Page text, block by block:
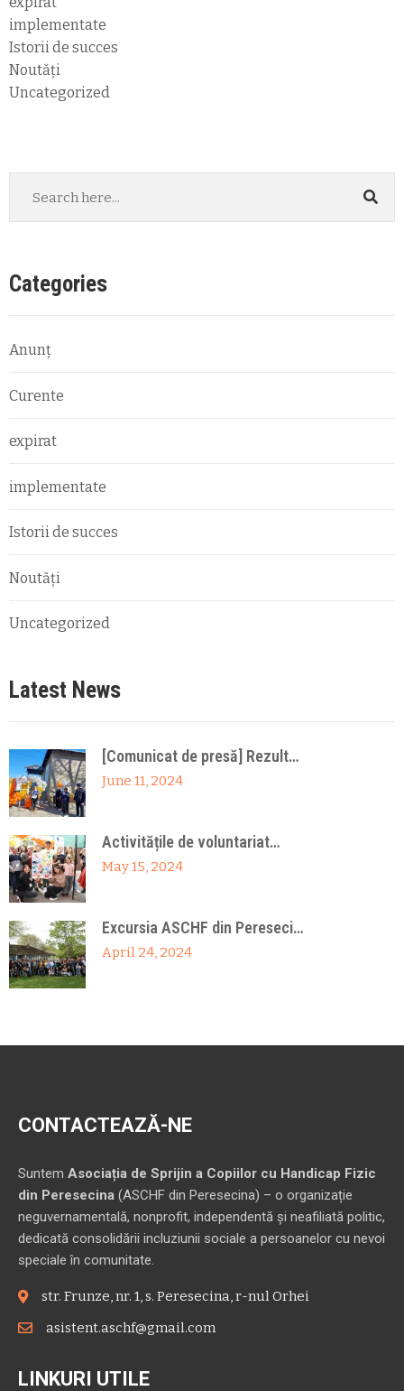
implementate
Istorii de succes
Noutăți
Uncategorized
Categories
Anunț
Curente
expirat
implementate
Istorii de succes
Noutăți
Uncategorized
Latest News
[Comunicat de presă] Rezult…
June 11, 2024
Activitățile de voluntariat…
May 15, 2024
Excursia ASCHF din Pereseci…
April 24, 2024
CONTACTEAZĂ-NE
Suntem Asociația de Sprijin a Copiilor cu Handicap Fizic
din Peresecina (ASCHF din Peresecina) – o organizație
neguvernamentală, nonprofit, independentă și neafiliată politic,
dedicată consolidării incluziunii sociale a persoanelor cu nevoi
speciale în comunitate.
str. Frunze, nr. 1, s. Peresecina, r-nul Orhei
asistent.aschf@gmail.com
LINKURI UTILE